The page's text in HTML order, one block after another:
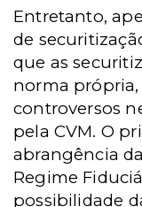
Entretanto,
de
que as
norma
controversos
pela CVM. O
abrangência
Regime
possibilidade